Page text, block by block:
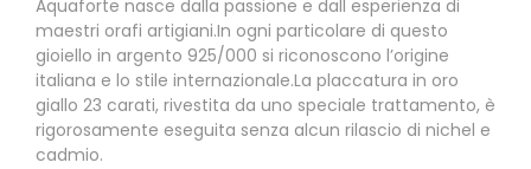
Aquaforte nasce dalla passione e dall esperienza di
maestri orafi artigiani.In ogni particolare di questo
gioiello in argento 925/000 si riconoscono l’origine
italiana e lo stile internazionale.La placcatura in oro
giallo 23 carati, rivestita da uno speciale trattamento, è
rigorosamente eseguita senza alcun rilascio di nichel e
cadmio.